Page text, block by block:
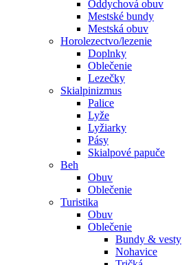
Oddychová obuv
Mestské bundy
Mestská obuv
Horolezectvo/lezenie
Doplnky
Oblečenie
Lezečky
Skialpinizmus
Palice
Lyže
Lyžiarky
Pásy
Skialpové papuče
Beh
Obuv
Oblečenie
Turistika
Obuv
Oblečenie
Bundy & vesty
Nohavice